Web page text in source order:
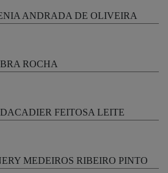
ANDRADA DE OLIVEIRA
ROCHA
FEITOSA LEITE
MEDEIROS RIBEIRO PINTO